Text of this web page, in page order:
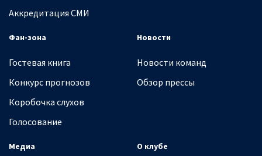
Аккредитация СМИ
Фан-зона
Гостевая книга
Конкурс прогнозов
Коробочка слухов
Голосование
Новости
Новости команд
Обзор прессы
Медиа О клубе